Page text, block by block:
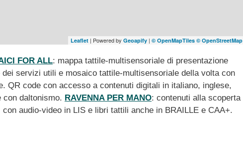
Leaflet| Powered by Geoapify| © OpenMapTiles © OpenStreetMap
FOR ALL: mappa tattile-multisensoriale di presentazione
servizi utili e mosaico tattile-multisensoriale della volta con
QR code con accesso a contenuti digitali in italiano, inglese,
con daltonismo. RAVENNA PER MANO: contenuti alla scoperta
audio-video in LIS e libri tattili anche in BRAILLE e CAA+.